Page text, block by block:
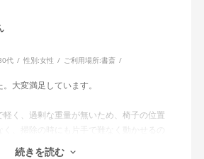
代 性別:女性 ご利用場所:書斎
大変満足しています。
く、過剰な重量が無いため、椅子の位置
く、掃除の時にも片手で難なく動かせるの
ん。
続きを読む